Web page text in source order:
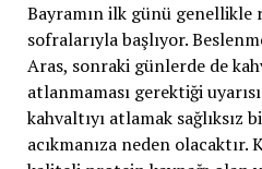
Bayramın ilk günü genellikle
sofralarıyla başlıyor.
Aras, sonraki günlerde de
atlanmaması gerektiği
kahvaltıyı atlamak sağlıksız
acıkmanıza neden olacaktır.